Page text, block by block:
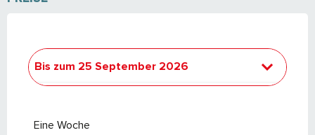
Bis zum 25 September 2026
Eine Woche